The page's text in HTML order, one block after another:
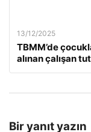
13/12/2025
TBMM’de
alınan çalışan
Bir yanıt yazın